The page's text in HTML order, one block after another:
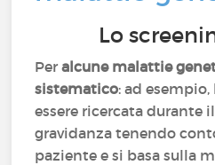
Lo
Peralcune malattie
sistematico: ad
essere ricercata durante
gravidanza tenendo
paziente e si basa sulla